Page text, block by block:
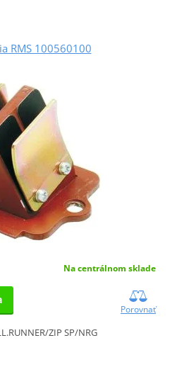
RMS 100560100
Na centrálnom sklade
Porovnať
ZIP SP/NRG